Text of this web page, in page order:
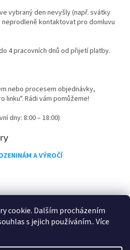
cookie. Dalším procházením
s jejich používáním.. Více
vybraný den nevyšly (např. svátky
kontaktovat pro domluvu
4 pracovních dnů od přijetí platby.
nebo procesem objednávky,
linku". Rádi vám pomůžeme!
dny: 8:00 – 18:00)
A VÝROČÍ
Krowki.cz